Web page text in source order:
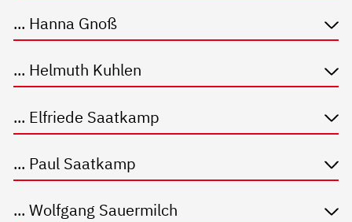
... Hanna Gnoß
... Helmuth Kuhlen
... Elfriede Saatkamp
... Paul Saatkamp
... Wolfgang Sauermilch